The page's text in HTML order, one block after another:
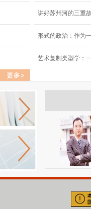
讲好苏州河的三重
形式的政治：作为
艺术复制类型学：